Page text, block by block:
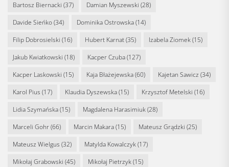
Bartosz Biernacki (37) Damian Myszewski (28)
Davide Sieńko(34) Dominika Ostrowska(14)
Filip Dobrosielski (16) Hubert Karnat(35) Izabela Ziomek(15)
Jakub Kwiatkowski (18) Kacper Czuba(127)
Kacper Laskowski (15) Kaja Błażejewska(60) Kajetan Sawicz (34)
Karol Pius (17) Klaudia Dyszewska(15) Krzysztof Metelski (16)
Lidia Szymańska(15) Magdalena Harasimiuk(28)
Marceli Gohr(66) Marcin Makara(15) Mateusz Grądzki (25)
Mateusz Wielgus (32) Matylda Kowalczyk(17)
Mikołaj Grabowski (45) Mikołaj Pietrzyk(15)